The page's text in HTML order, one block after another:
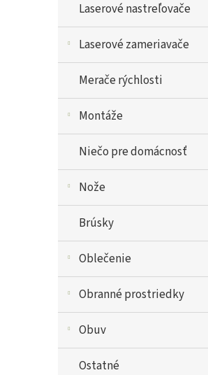
Laserové nastreľovače
Laserové zameriavače
Merače rýchlosti
Montáže
Niečo pre domácnosť
Nože
Brúsky
Oblečenie
Obranné prostriedky
Obuv
Ostatné